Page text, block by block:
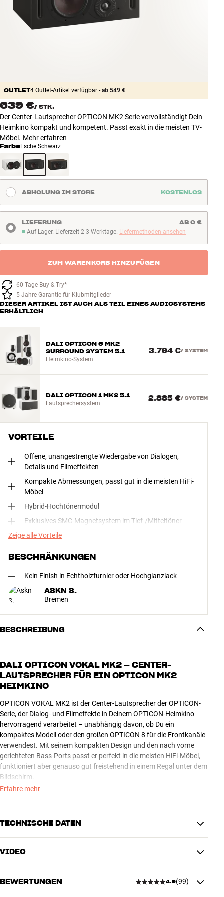
Zubehör
ANGEBOTE
Store Finden
Kundendienst
Anmelden
Kundendienst
Bauen mit Klang
OUTLET4 Outlet-Artikel verfügbar - ab 549 €
639 €/ STK.
Der Center-Lautsprecher OPTICON MK2 Serie vervollständigt Dein
Heimkino kompakt und kompetent. Passt exakt in die meisten TV-
Möbel. Mehr erfahren
FarbeEsche Schwarz
ABHOLUNG IM STORE KOSTENLOS
Auf Lager. Lieferzeit 2-3 Werktage
Auf Lager. Lieferzeit 2-3 Werktage. Liefermethoden ansehen
LIEFERUNG AB 0 €
ZUM WARENKORB HINZUFÜGEN
60 Tage Buy & Try*
5 Jahre Garantie für Klubmitglieder
DIESER ARTIKEL IST AUCH ALS TEIL EINES AUDIOSYSTEMS
ERHÄLTLICH
DALI OPTICON 6 MK2
SURROUND SYSTEM 5.1
Heimkino-System
3.794 €/ SYSTEM
DALI OPTICON 1 MK2 5.1
Lautsprechersystem
2.885 €/ SYSTEM
VORTEILE
Offene, unangestrengte Wiedergabe von Dialogen,
Details und Filmeffekten
Kompakte Abmessungen, passt gut in die meisten HiFi-
Möbel
Hybrid-Hochtönermodul
Exklusives SMC-Magnetsystem im Tief-/Mitteltöner
Zeige alle Vorteile
BESCHRÄNKUNGEN
Kein Finish in Echtholzfurnier oder Hochglanzlack
ASKN S.
Bremen
BESCHREIBUNG
DALI OPTICON VOKAL MK2 – CENTER-
LAUTSPRECHER FÜR EIN OPTICON MK2
HEIMKINO
OPTICON VOKAL MK2 ist der Center-Lautsprecher der OPTICON-
Serie, der Dialog- und Filmeffekte in Deinem OPTICON-Heimkino
hervorragend verarbeitet – unabhängig davon, ob Du ein
kompaktes Modell oder den großen OPTICON 8 für die Frontkanäle
verwendest. Mit seinem kompakten Design und den nach vorne
gerichteten Bass-Ports passt er perfekt in die meisten HiFi-Möbel,
funktioniert aber genauso gut freistehend in einem Regal unter dem
Bildschirm.
Serie eine Membran aus Echtholzfasern. Das einzigartige SMC-
Magnetsystem und die Low-Loss-Technologie von DALI
werden von DALIs exklusivem Doppelhybrid-Hochtöner
selbst wenn Du nicht genau in der Mitte zwischen den
Erfahre mehr
TECHNISCHE DATEN
Gehäusebauart
Bass-Reflex
VIDEO
BEWERTUNGEN 4.9(99)